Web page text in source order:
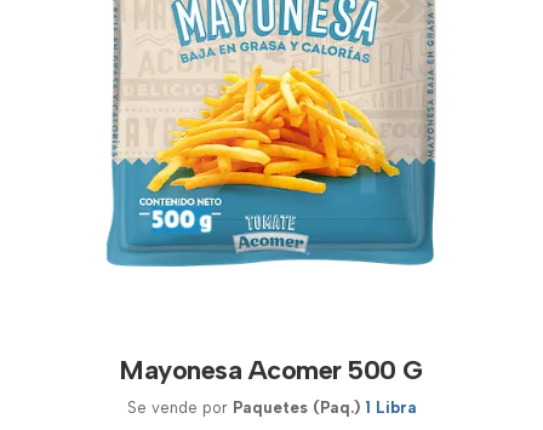
Mayonesa Acomer 500 G
Se vende por Paquetes (Paq.) 1 Libra